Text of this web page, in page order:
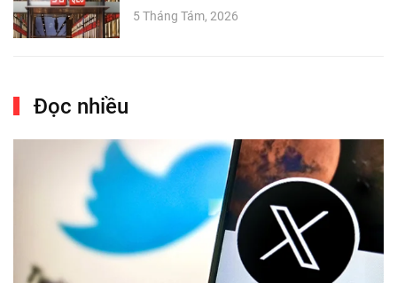
5 Tháng Tám, 2026
Đọc nhiều